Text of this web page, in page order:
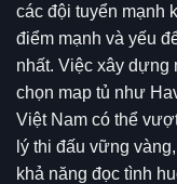
các đội tuyển mạnh
điểm mạnh và yếu
nhất. Việc xây dựng
chọn map tủ như
Việt Nam có thể
lý thi đấu vững
khả năng đọc tình